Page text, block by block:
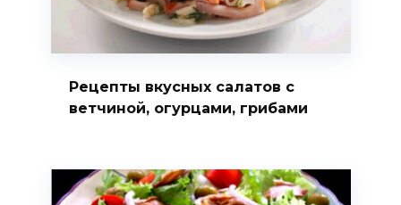
Рецепты вкусных салатов с
ветчиной, огурцами, грибами